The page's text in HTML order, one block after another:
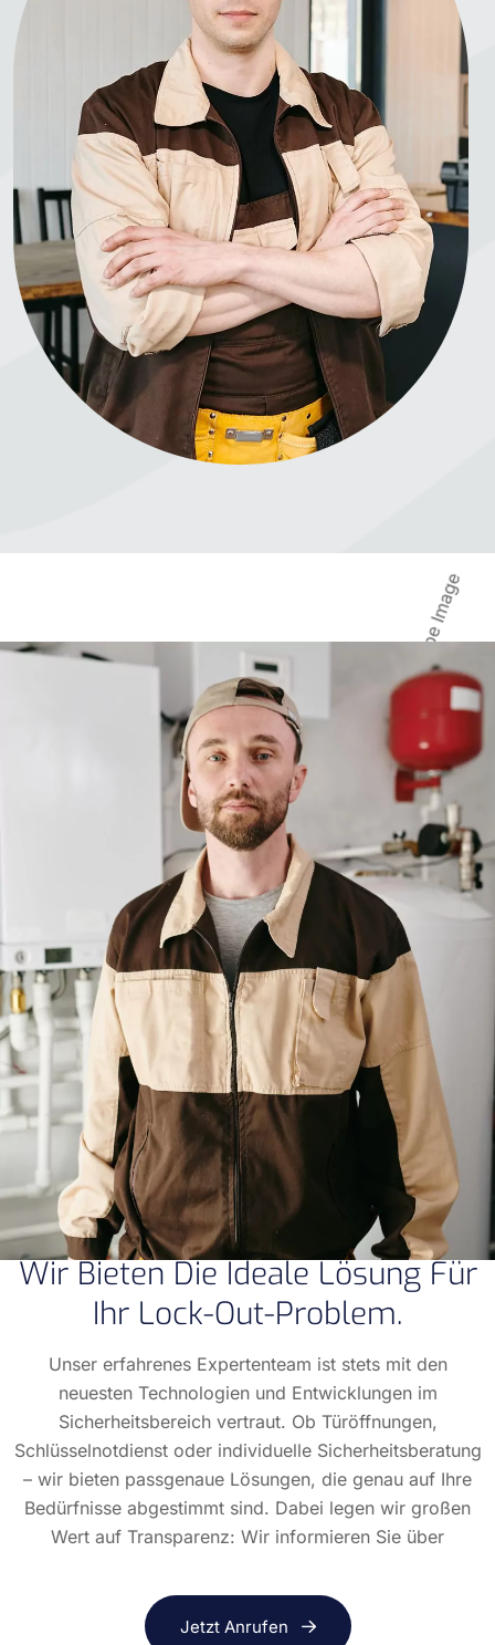
Wir Bieten Die Ideale Lösung Für
Ihr Lock-Out-Problem.
Unser erfahrenes Expertenteam ist stets mit den
neuesten Technologien und Entwicklungen im
Sicherheitsbereich vertraut. Ob Türöffnungen,
Schlüsselnotdienst oder individuelle Sicherheitsberatung
– wir bieten passgenaue Lösungen, die genau auf Ihre
Bedürfnisse abgestimmt sind. Dabei legen wir großen
Wert auf Transparenz: Wir informieren Sie über
Jetzt Anrufen